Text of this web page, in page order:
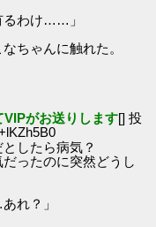
るわけ……」
ちゃんに触れた。
VIPがお送りします[] 投
したら病気？
たのに突然どうし
れ？」